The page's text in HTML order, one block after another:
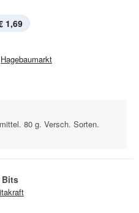
1,69
Hagebaumarkt
80 g. Versch. Sorten.
Bits